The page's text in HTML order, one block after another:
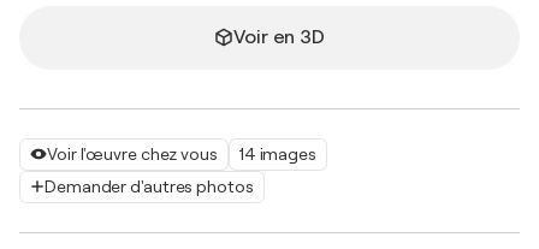
Voir l'œuvre chez vous
14 images
Demander d'autres photos
Voir en 3D